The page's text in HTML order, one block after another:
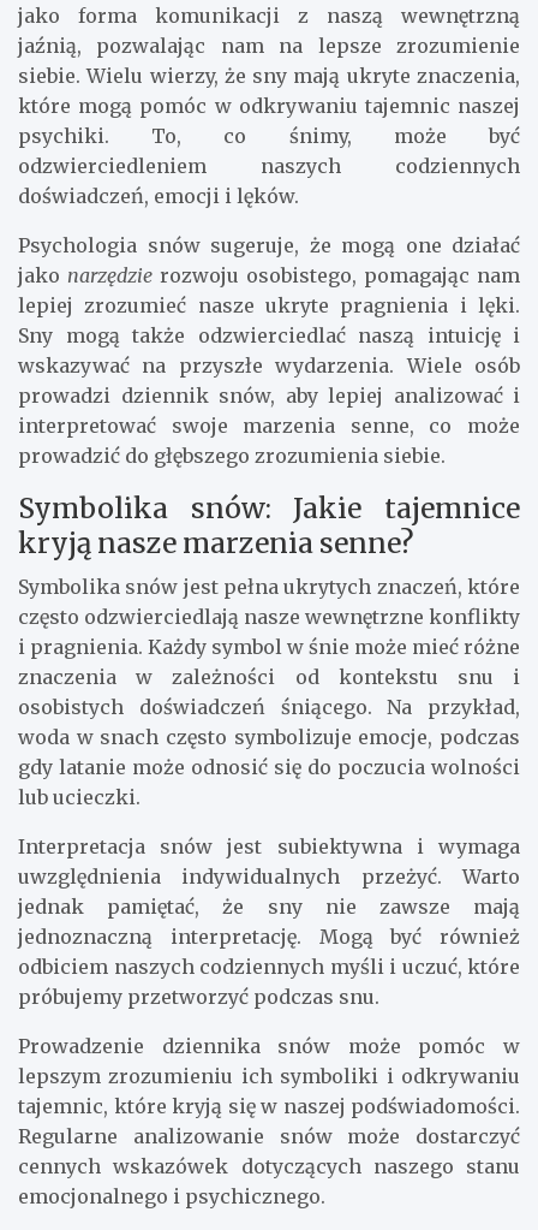
jako forma komunikacji z naszą wewnętrzną
jaźnią, pozwalając nam na lepsze zrozumienie
siebie. Wielu wierzy, że sny mają ukryte znaczenia,
które mogą pomóc w odkrywaniu tajemnic naszej
psychiki. To, co śnimy, może być
odzwierciedleniem naszych codziennych
doświadczeń, emocji i lęków.
Psychologia snów sugeruje, że mogą one działać
jako narzędzie rozwoju osobistego, pomagając nam
lepiej zrozumieć nasze ukryte pragnienia i lęki.
Sny mogą także odzwierciedlać naszą intuicję i
wskazywać na przyszłe wydarzenia. Wiele osób
prowadzi dziennik snów, aby lepiej analizować i
interpretować swoje marzenia senne, co może
prowadzić do głębszego zrozumienia siebie.
Symbolika snów: Jakie tajemnice
kryją nasze marzenia senne?
Symbolika snów jest pełna ukrytych znaczeń, które
często odzwierciedlają nasze wewnętrzne konflikty
i pragnienia. Każdy symbol w śnie może mieć różne
znaczenia w zależności od kontekstu snu i
osobistych doświadczeń śniącego. Na przykład,
woda w snach często symbolizuje emocje, podczas
gdy latanie może odnosić się do poczucia wolności
lub ucieczki.
Interpretacja snów jest subiektywna i wymaga
uwzględnienia indywidualnych przeżyć. Warto
jednak pamiętać, że sny nie zawsze mają
jednoznaczną interpretację. Mogą być również
odbiciem naszych codziennych myśli i uczuć, które
próbujemy przetworzyć podczas snu.
Prowadzenie dziennika snów może pomóc w
lepszym zrozumieniu ich symboliki i odkrywaniu
tajemnic, które kryją się w naszej podświadomości.
Regularne analizowanie snów może dostarczyć
cennych wskazówek dotyczących naszego stanu
emocjonalnego i psychicznego.